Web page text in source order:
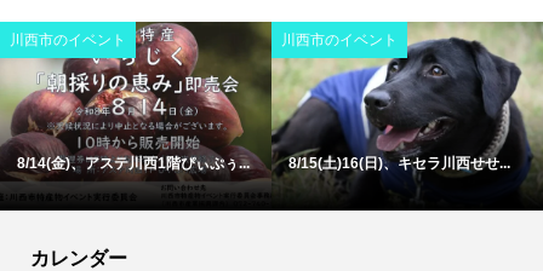
川西市のイベント
8/14(金)、アステ川西1階ぴぃぷぅ...
川西市のイベント
8/15(土)16(日)、キセラ川西せせ...
カレンダー